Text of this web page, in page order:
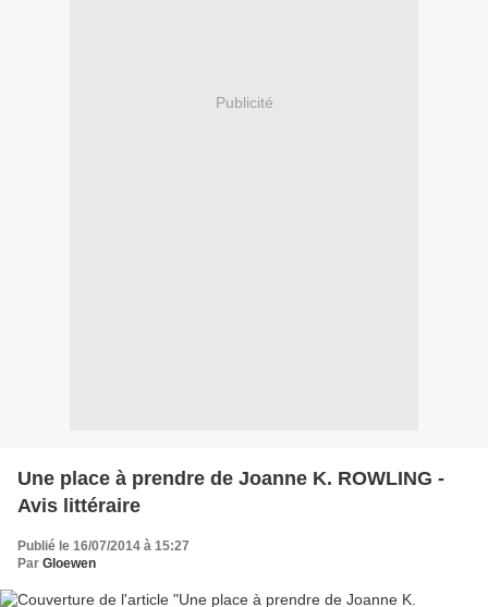
Publicité
Une place à prendre de Joanne K. ROWLING -
Avis littéraire
Publié le 16/07/2014 à 15:27
Par Gloewen